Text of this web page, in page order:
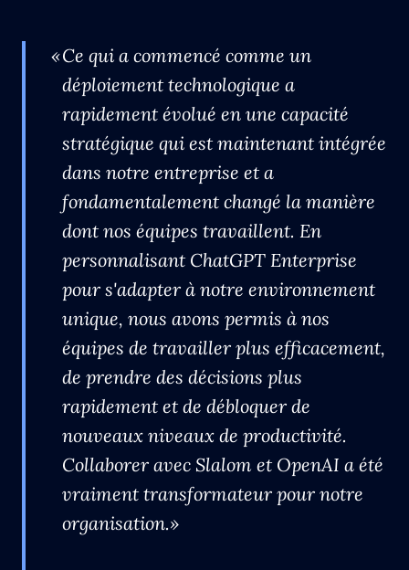
Ce qui a commencé comme un
déploiement technologique a
rapidement évolué en une capacité
stratégique qui est maintenant intégrée
dans notre entreprise et a
fondamentalement changé la manière
dont nos équipes travaillent. En
personnalisant ChatGPT Enterprise
pour s'adapter à notre environnement
unique, nous avons permis à nos
équipes de travailler plus efficacement,
de prendre des décisions plus
rapidement et de débloquer de
nouveaux niveaux de productivité.
Collaborer avec Slalom et OpenAI a été
vraiment transformateur pour notre
organisation.